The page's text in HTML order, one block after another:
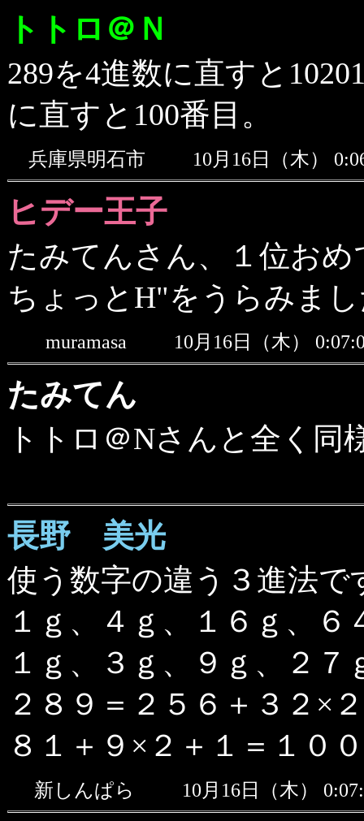
トトロ＠Ｎ
289を4進数に直すと
に直すと100番目。
兵庫県明石市 10月16日（木）
ヒデー王子
たみてんさん、１位お
ちょっとH"をうらみま
muramasa 10月16日（木）
たみてん
トトロ＠Nさんと全く
長野 美光
使う数字の違う３進法で
１ｇ、４ｇ、１６ｇ、６
１ｇ、３ｇ、９ｇ、２
２８９＝２５６＋３２×
８１＋９×２＋１＝１０
新しんぱら 10月16日（木）